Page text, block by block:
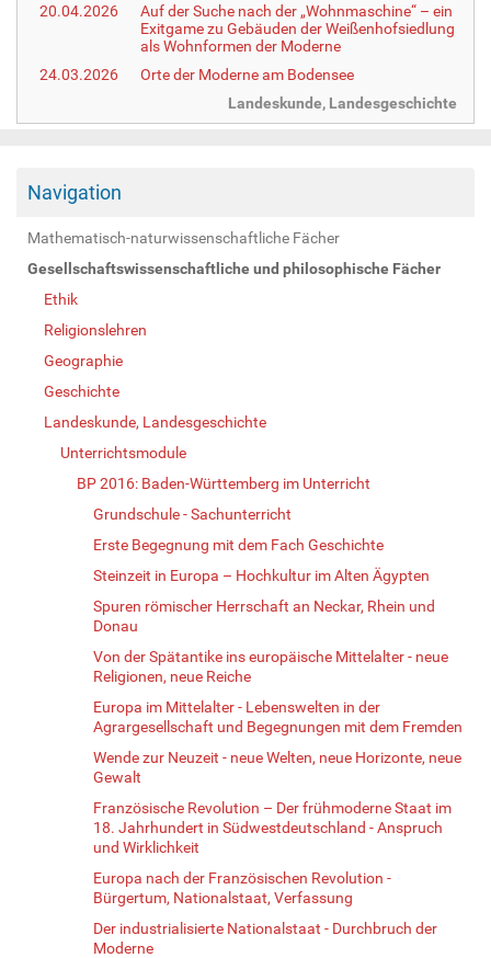
20.04.2026
Auf der Suche nach der „Wohnmaschine“ – ein
Exitgame zu Gebäuden der Weißenhofsiedlung
als Wohnformen der Moderne
24.03.2026
Orte der Moderne am Bodensee
Landeskunde, Landesgeschichte
Navigation
Mathematisch-naturwissenschaftliche Fächer
Gesellschaftswissenschaftliche und philosophische Fächer
Ethik
Religionslehren
Geographie
Geschichte
Landeskunde, Landesgeschichte
Unterrichtsmodule
BP 2016: Baden-Württemberg im Unterricht
Grundschule - Sachunterricht
Erste Begegnung mit dem Fach Geschichte
Steinzeit in Europa – Hochkultur im Alten Ägypten
Spuren römischer Herrschaft an Neckar, Rhein und
Donau
Von der Spätantike ins europäische Mittelalter - neue
Religionen, neue Reiche
Europa im Mittelalter - Lebenswelten in der
Agrargesellschaft und Begegnungen mit dem Fremden
Wende zur Neuzeit - neue Welten, neue Horizonte, neue
Gewalt
Französische Revolution – Der frühmoderne Staat im
18. Jahrhundert in Südwestdeutschland - Anspruch
und Wirklichkeit
Europa nach der Französischen Revolution -
Bürgertum, Nationalstaat, Verfassung
Der industrialisierte Nationalstaat - Durchbruch der
Moderne